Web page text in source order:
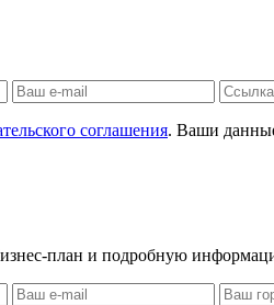
соглашения. Ваши
план и подробную